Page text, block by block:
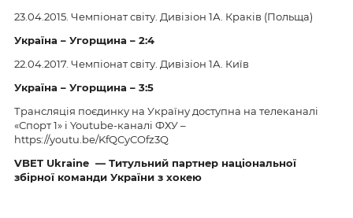
23.04.2015. Чемпіонат світу. Дивізіон 1А. Краків (Польща)
Україна – Угорщина – 2:4
22.04.2017. Чемпіонат світу. Дивізіон 1А. Київ
Україна – Угорщина – 3:5
Трансляція поєдинку на Україну доступна на телеканалі
«Спорт 1» і Youtube-каналі ФХУ –
https://youtu.be/KfQCyCOfz3Q
VBET Ukraine — Титульний партнер національної
збірної команди України з хокею